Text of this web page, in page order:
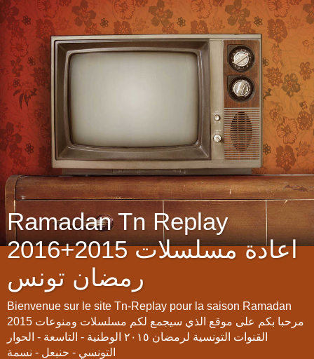
Ramadan Tn Replay
2016+2015 اعادة مسلسلات
رمضان تونس
Bienvenue sur le site Tn-Replay pour la saison Ramadan
2015 مرحبا بكم على موقع الذي سيجمع لكم مسلسلات ومنوعات
القنوات التونسية لرمضان ٢٠١٥ الوطنية - التاسعة - الحوار
التونسي - حنبعل - نسمة